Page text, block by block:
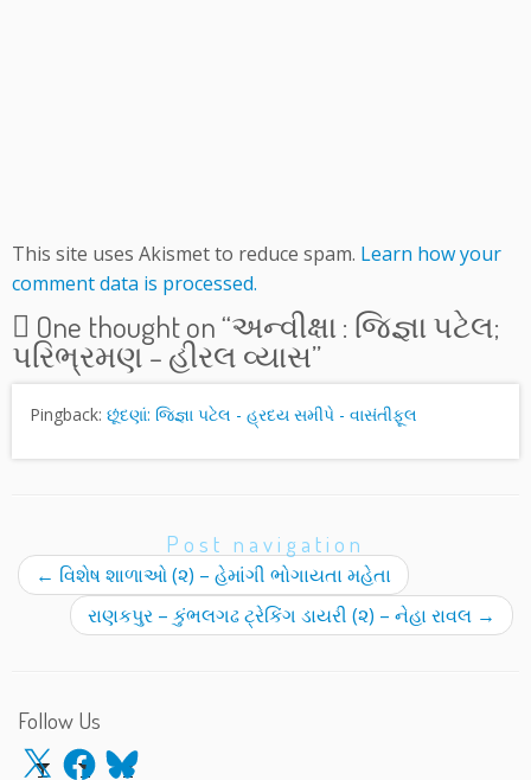
This site uses Akismet to reduce spam. Learn how your
comment data is processed.
One thought on “અન્વીક્ષા : જિજ્ઞા પટેલ;
પરિભ્રમણ – હીરલ વ્યાસ”
Pingback: છૂંદણાં: જિજ્ઞા પટેલ - હ્રદય સમીપે - વાસંતીફૂલ
Post navigation
← વિશેષ શાળાઓ (૨) – હેમાંગી ભોગાયતા મહેતા
રાણકપુર – કુંભલગઢ ટ્રેકિંગ ડાયરી (૨) – નેહા રાવલ →
Follow Us
X Facebook
Bluesky